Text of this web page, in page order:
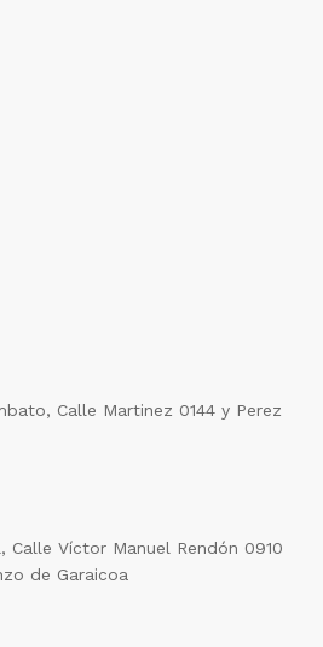
Calle Martinez 0144 y Perez
Calle Víctor Manuel Rendón 0910
de Garaicoa